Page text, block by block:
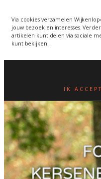
Via cookies verzamelen
jouw bezoek en interesses.
artikelen kunt delen via sociale
kunt bekijken.
IK
wordt een week
i.v.m. warmte. lees hier